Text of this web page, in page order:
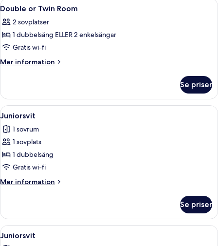
Öppna
alla
foton
för
Double
or
Allergitestade sängkläder, minibar
6
Double or Twin Room
2 sovplatser
1 dubbelsäng ELLER 2 enkelsängar
Gratis wi-fi
Mer information
Mer
or
Twin
Room
Se priser
Öppna
alla
foton
för
Juniorsvit
Allergitestade sängkläder, minibar
4
Juniorsvit
1 sovrum
1 sovplats
1 dubbelsäng
Gratis wi-fi
Mer information
Mer
Se priser
Öppna
alla
Ett modernt hotellrum med en
5
Juniorsvit